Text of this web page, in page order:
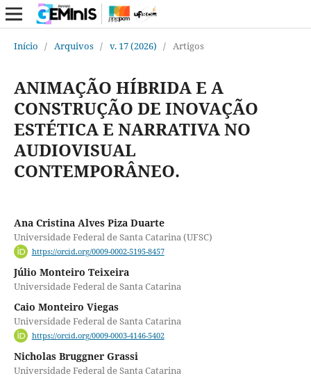
Início / Arquivos / v. 17 (2026) / Artigos
ANIMAÇÃO HÍBRIDA E A
CONSTRUÇÃO DE INOVAÇÃO
ESTÉTICA E NARRATIVA NO
AUDIOVISUAL
CONTEMPORÂNEO.
Ana Cristina Alves Piza Duarte
Universidade Federal de Santa Catarina (UFSC)
https://orcid.org/0009-0002-5195-8457
Júlio Monteiro Teixeira
Universidade Federal de Santa Catarina
Caio Monteiro Viegas
Universidade Federal de Santa Catarina
https://orcid.org/0009-0003-4146-5402
Nicholas Bruggner Grassi
Universidade Federal de Santa Catarina